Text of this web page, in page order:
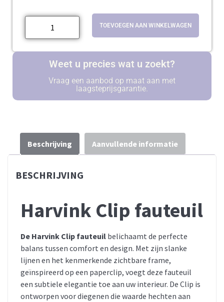
TOEVOEGEN AAN WINKELWAGEN
Weet u precies wat u zoekt?
Vraag een aanbod op maat aan met
laagsteprijsgarantie.
Beschrijving Aanvullende informatie
BESCHRIJVING
Harvink Clip fauteuil
De Harvink Clip fauteuil belichaamt de perfecte
balans tussen comfort en design. Met zijn slanke
lijnen en het kenmerkende zichtbare frame,
geïnspireerd op een paperclip, voegt deze fauteuil
een subtiele elegantie toe aan uw interieur. De Clip is
ontworpen voor diegenen die waarde hechten aan